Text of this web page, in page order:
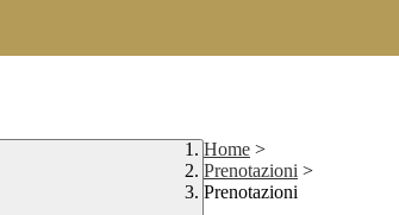
Home >
Prenotazioni >
Prenotazioni